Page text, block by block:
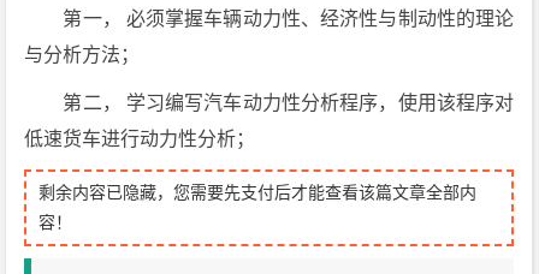
第一， 必须掌握车辆动力性、经济性与制动性的理论
与分析方法；
第二， 学习编写汽车动力性分析程序，使用该程序对
低速货车进行动力性分析；
剩余内容已隐藏，您需要先支付后才能查看该篇文章全部内
容！